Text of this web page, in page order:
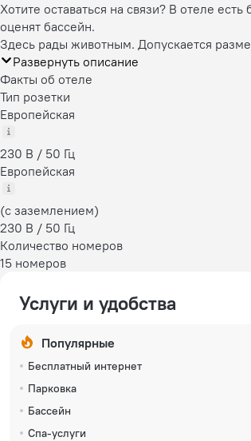
Хотите оставаться на связи? В отеле
оценят бассейн.
Здесь рады животным. Допускается
Развернуть описание
Факты об отеле
Тип розетки
Европейская
230 В / 50 Гц
Европейская
(с заземлением)
230 В / 50 Гц
Количество номеров
15 номеров
Услуги и удобства
Популярные
Бесплатный интернет
Парковка
Бассейн
Спа-услуги